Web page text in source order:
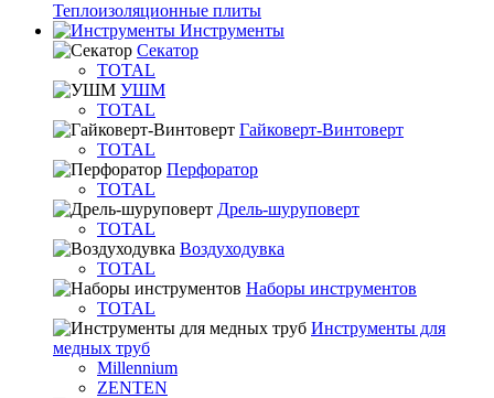
Теплоизоляционные плиты
Инструменты
Секатор
TOTAL
УШМ
TOTAL
Гайковерт-Винтоверт
TOTAL
Перфоратор
TOTAL
Дрель-шуруповерт
TOTAL
Воздуходувка
TOTAL
Наборы инструментов
TOTAL
Инструменты для
медных труб
Millennium
ZENTEN